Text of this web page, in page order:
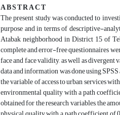
A B S T R A C T
The present study was conducted to
purpose and in terms of descriptive-
Atabak neighborhood in District 15 of
complete and error-free questionnaires
face and face validity, as well as
data and information was done using
the variable of access to urban services
environmental quality with a path
obtained for the research variables, the